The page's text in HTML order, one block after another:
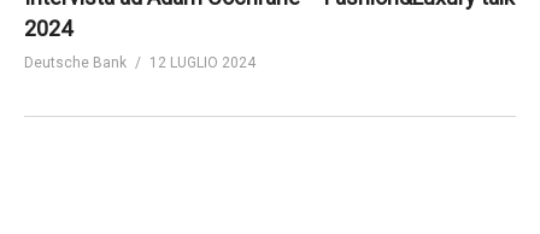
2024
Deutsche Bank 12 LUGLIO 2024